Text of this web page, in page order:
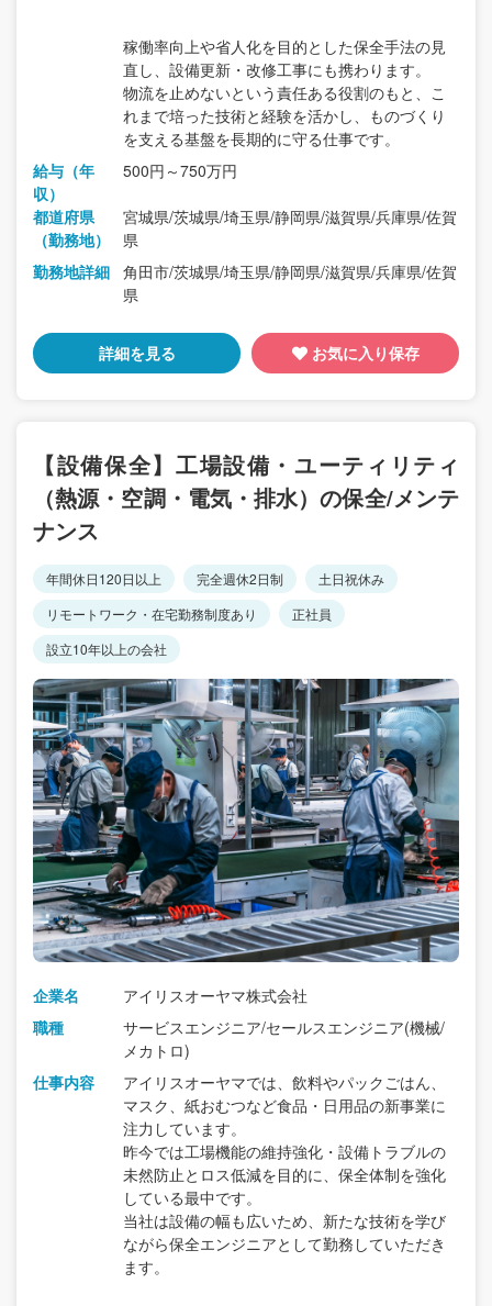
稼働率向上や省人化を目的とした保全手法の見
直し、設備更新・改修工事にも携わります。
物流を止めないという責任ある役割のもと、こ
れまで培った技術と経験を活かし、ものづくり
を支える基盤を長期的に守る仕事です。
給与（年
収）
500円～750万円
都道府県
（勤務地）
宮城県/茨城県/埼玉県/静岡県/滋賀県/兵庫県/佐賀
県
勤務地詳細 角田市/茨城県/埼玉県/静岡県/滋賀県/兵庫県/佐賀
県
詳細を見る お気に入り保存
【設備保全】工場設備・ユーティリティ
（熱源・空調・電気・排水）の保全/メンテ
ナンス
年間休日120日以上 完全週休2日制
土日祝休み
リモートワーク・在宅勤務制度あり
正社員
設立10年以上の会社
企業名
アイリスオーヤマ株式会社
職種
サービスエンジニア/セールスエンジニア(機械/
メカトロ)
仕事内容
アイリスオーヤマでは、飲料やパックごはん、
マスク、紙おむつなど食品・日用品の新事業に
注力しています。
昨今では工場機能の維持強化・設備トラブルの
未然防止とロス低減を目的に、保全体制を強化
している最中です。
当社は設備の幅も広いため、新たな技術を学び
ながら保全エンジニアとして勤務していただき
ます。